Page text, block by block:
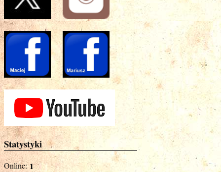
Statystyki
Online: 1